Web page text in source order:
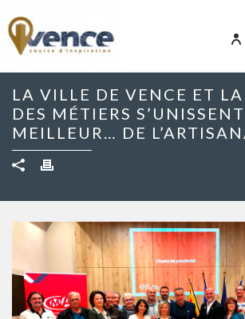
LA VILLE DE VENCE ET
DES MÉTIERS
MEILLEUR… DE